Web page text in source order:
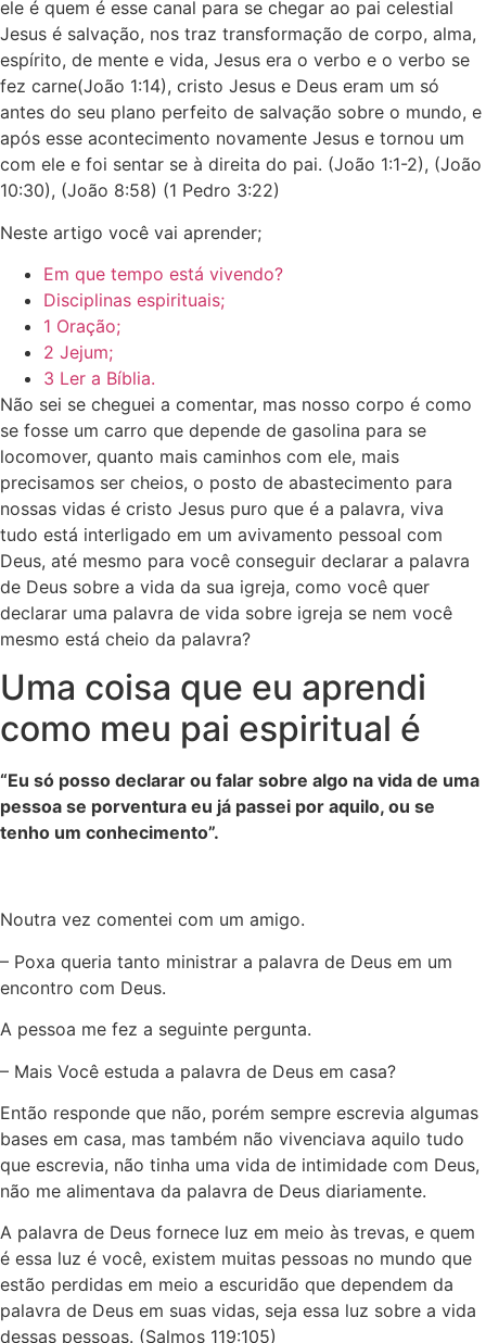
ele é quem é esse canal para se chegar ao pai celestial
Jesus é salvação, nos traz transformação de corpo, alma,
espírito, de mente e vida, Jesus era o verbo e o verbo se
fez carne(João 1:14), cristo Jesus e Deus eram um só
antes do seu plano perfeito de salvação sobre o mundo, e
após esse acontecimento novamente Jesus e tornou um
com ele e foi sentar se à direita do pai. (João 1:1-2), (João
10:30), (João 8:58) (1 Pedro 3:22)
Neste artigo você vai aprender;
Em que tempo está vivendo?
Disciplinas espirituais;
1 Oração;
2 Jejum;
3 Ler a Bíblia.
Não sei se cheguei a comentar, mas nosso corpo é como
se fosse um carro que depende de gasolina para se
locomover, quanto mais caminhos com ele, mais
precisamos ser cheios, o posto de abastecimento para
nossas vidas é cristo Jesus puro que é a palavra, viva
tudo está interligado em um avivamento pessoal com
Deus, até mesmo para você conseguir declarar a palavra
de Deus sobre a vida da sua igreja, como você quer
declarar uma palavra de vida sobre igreja se nem você
mesmo está cheio da palavra?
Uma coisa que eu aprendi
como meu pai espiritual é
“Eu só posso declarar ou falar sobre algo na vida de uma
pessoa se porventura eu já passei por aquilo, ou se
tenho um conhecimento”.
Noutra vez comentei com um amigo.
– Poxa queria tanto ministrar a palavra de Deus em um
encontro com Deus.
A pessoa me fez a seguinte pergunta.
– Mais Você estuda a palavra de Deus em casa?
Então responde que não, porém sempre escrevia algumas
bases em casa, mas também não vivenciava aquilo tudo
que escrevia, não tinha uma vida de intimidade com Deus,
não me alimentava da palavra de Deus diariamente.
A palavra de Deus fornece luz em meio às trevas, e quem
é essa luz é você, existem muitas pessoas no mundo que
estão perdidas em meio a escuridão que dependem da
palavra de Deus em suas vidas, seja essa luz sobre a vida
dessas pessoas. (Salmos 119:105)